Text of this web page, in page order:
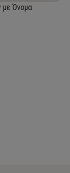
με Όνομα